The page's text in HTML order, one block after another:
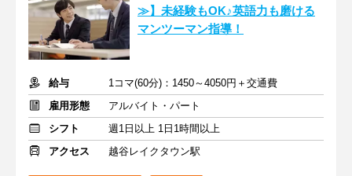
≫】未経験もOK♪英語力も磨ける
マンツーマン指導！
給与
1コマ(60分)：1450～4050円＋交通費
雇用形態
アルバイト・パート
シフト
週1日以上 1日1時間以上
アクセス
越谷レイクタウン駅